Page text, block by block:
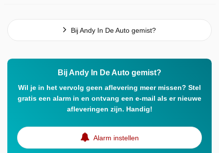
Bij Andy In De Auto gemist?
Bij Andy In De Auto gemist?
Wil je in het vervolg geen aflevering meer missen? Stel
gratis een alarm in en ontvang een e-mail als er nieuwe
afleveringen zijn. Handig!
Alarm instellen